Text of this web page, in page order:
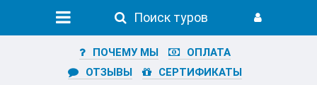
Поиск туров
ПОЧЕМУ МЫ
ОПЛАТА
ОТЗЫВЫ
СЕРТИФИКАТЫ